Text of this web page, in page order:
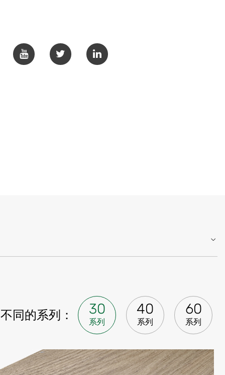
同的系列： 30
系列
40
系列
60
系列